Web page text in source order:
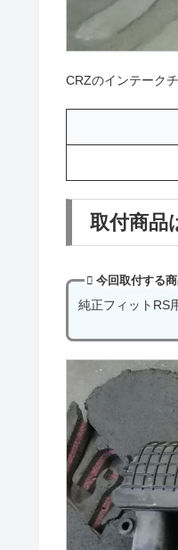
CRZのインテーク
取付商品
今回取付する
純正フィットRS